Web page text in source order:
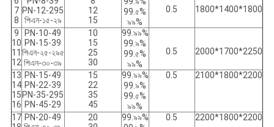
7
8
PN-12-295
পিএন-১৫-২৯
12
15
99.৫%
৯৯%
0.5 1800*1400*1800
9
10
11
12
PN-10-49
PN-15-39
পিএন-২৫-২৯৫
পিএন-৩০-৩৯
10
15
25
30
99.৯৯%
99.৯%
99.৫%
৯৯%
0.5 2000*1700*2250
13
14
15
16
PN-15-49
PN-22-39
PN-35-295
PN-45-29
15
22
35
45
99.৯৯%
99.৯%
99.৫%
৯৯%
0.5 2100*1800*2200
17 PN-20-49
20
99.৯৯%
0.5 2200*1800*2200